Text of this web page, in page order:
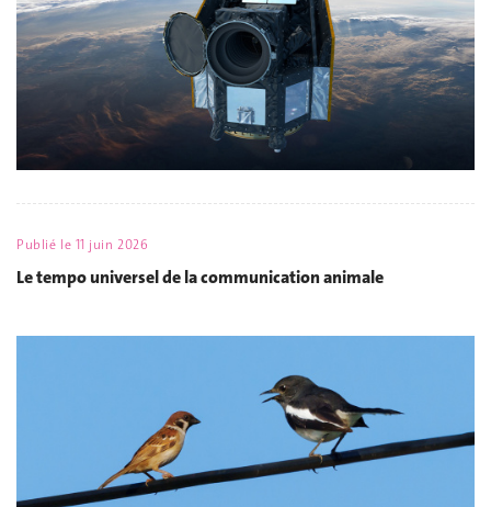
Publié le 11 juin 2026
Le tempo universel de la communication animale